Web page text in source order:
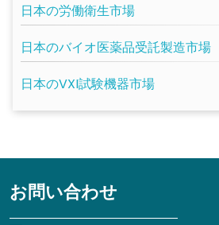
日本の労働衛生市場
日本のバイオ医薬品受託製造市場
日本のVXI試験機器市場
お問い合わせ